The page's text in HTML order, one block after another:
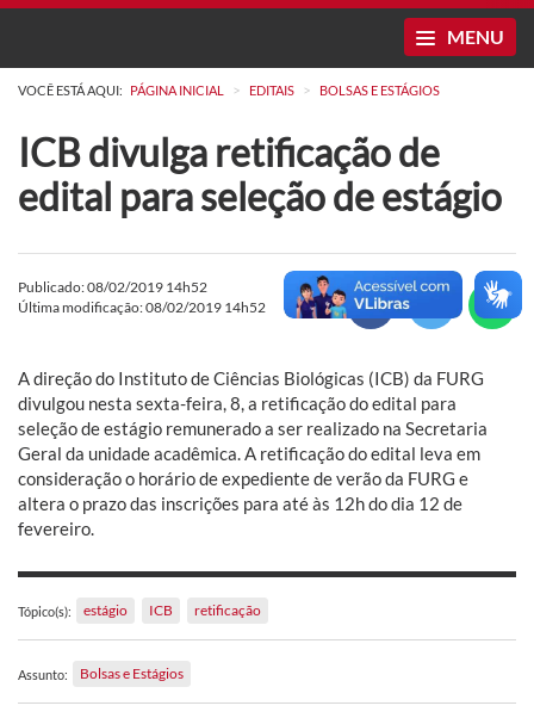
MENU
VOCÊ ESTÁ AQUI: PÁGINA INICIAL > EDITAIS > BOLSAS E ESTÁGIOS
ICB divulga retificação de
edital para seleção de estágio
Publicado: 08/02/2019 14h52
Última modificação: 08/02/2019 14h52
A direção do Instituto de Ciências Biológicas (ICB) da FURG
divulgou nesta sexta-feira, 8, a retificação do edital para
seleção de estágio remunerado a ser realizado na Secretaria
Geral da unidade acadêmica. A retificação do edital leva em
consideração o horário de expediente de verão da FURG e
altera o prazo das inscrições para até às 12h do dia 12 de
fevereiro.
Tópico(s): estágio ICB retificação
Assunto: Bolsas e Estágios